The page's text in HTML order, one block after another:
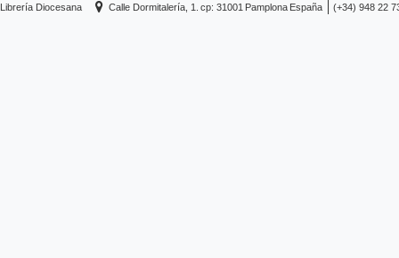
Librería Diocesana Calle Dormitalería, 1. cp: 31001 Pamplona España (+34) 948 22